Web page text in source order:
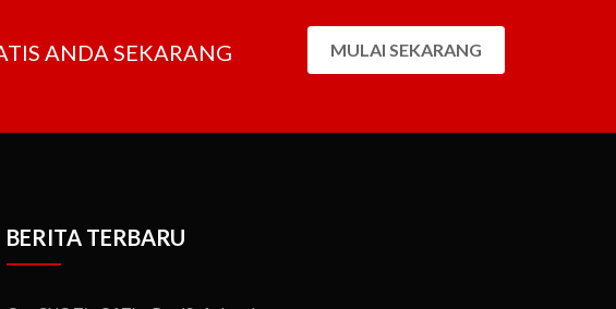
ANDA SEKARANG MULAI SEKARANG
BERITA TERBARU